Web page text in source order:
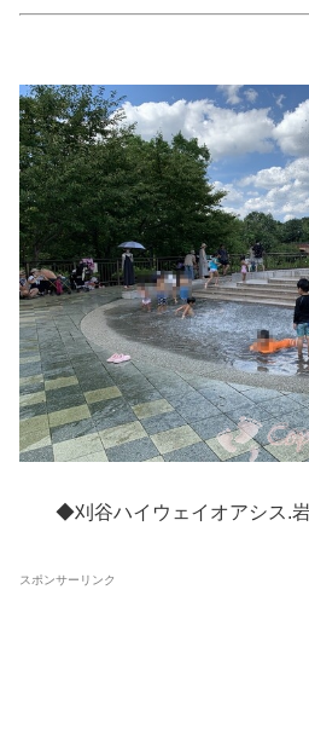
◆刈谷ハイウェイオアシス.
スポンサーリンク